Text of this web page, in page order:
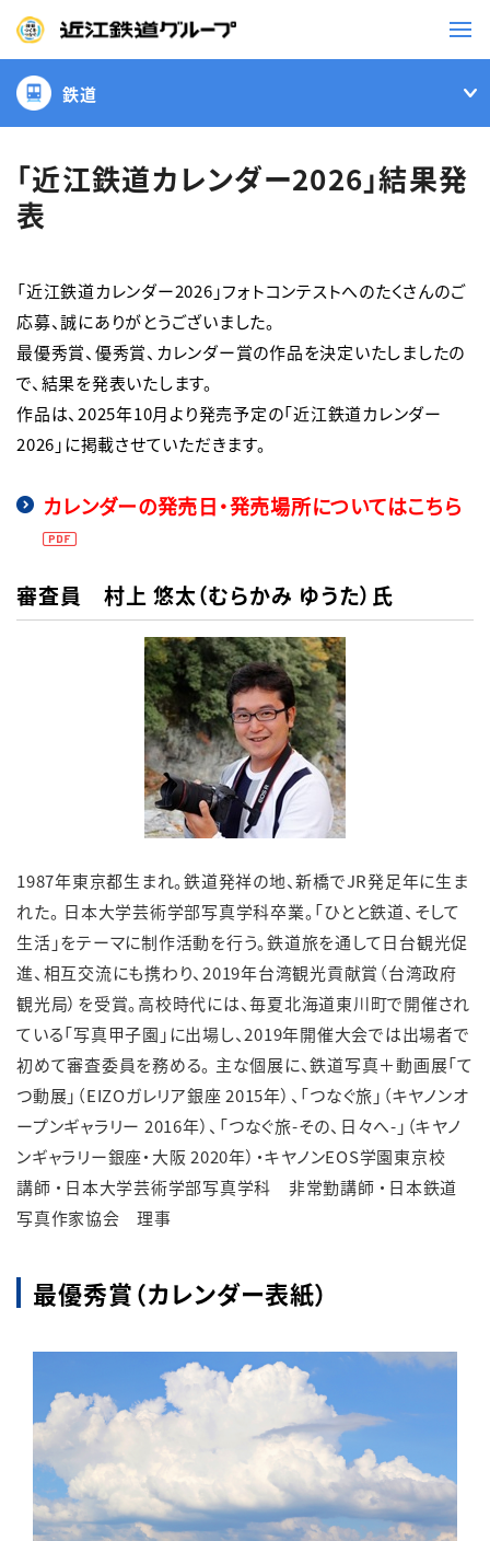
鉄道
バス
事業一覧
観光・イベント情報
ニュースリリース
採用情報
お問い合わせ一覧
English
鉄道
「近江鉄道カレンダー2026」結果発
表
「近江鉄道カレンダー2026」フォトコンテストへのたくさんのご
応募、誠にありがとうございました。
最優秀賞、優秀賞、カレンダー賞の作品を決定いたしましたの
で、結果を発表いたします。
作品は、2025年10月より発売予定の「近江鉄道カレンダー
カレンダーの発売日・発売場所についてはこちら
審査員 村上 悠太（むらかみ ゆうた）氏
1987年東京都生まれ。鉄道発祥の地、新橋でJR発足年に生ま
れた。 日本大学芸術学部写真学科卒業。「ひとと鉄道、そして
生活」をテーマに制作活動を行う。鉄道旅を通して日台観光促
進、相互交流にも携わり、2019年台湾観光貢献賞（台湾政府
観光局）を受賞。高校時代には、毎夏北海道東川町で開催され
ている「写真甲子園」に出場し、2019年開催大会では出場者で
初めて審査委員を務める。 主な個展に、鉄道写真＋動画展「て
つ動展」（EIZOガレリア銀座 2015年）、「つなぐ旅」（キヤノンオ
ープンギャラリー 2016年）、「つなぐ旅-その、日々へ-」（キヤノ
ンギャラリー銀座・大阪 2020年）・キヤノンEOS学園東京校
講師 ・日本大学芸術学部写真学科 非常勤講師 ・日本鉄道
写真作家協会 理事
最優秀賞（カレンダー表紙）